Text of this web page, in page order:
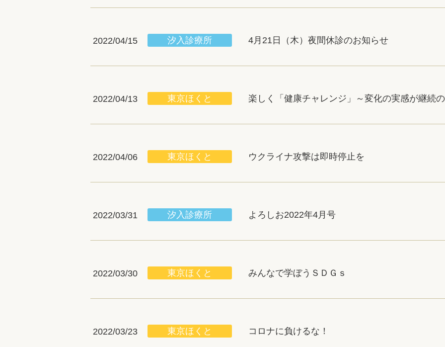
2022/04/15 汐入診療所 4月21日（木）夜間休診のお知らせ
2022/04/13 東京ほくと 楽しく「健康チャレンジ」～変化の実感が継続
2022/04/06 東京ほくと ウクライナ攻撃は即時停止を
2022/03/31 汐入診療所 よろしお2022年4月号
2022/03/30 東京ほくと みんなで学ぼうＳＤＧｓ
2022/03/23 東京ほくと コロナに負けるな！